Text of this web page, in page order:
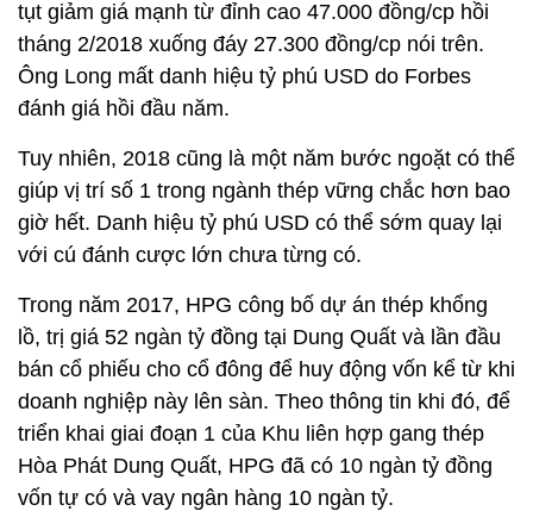
tụt giảm giá mạnh từ đỉnh cao 47.000 đồng/cp hồi
tháng 2/2018 xuống đáy 27.300 đồng/cp nói trên.
Ông Long mất danh hiệu tỷ phú USD do Forbes
đánh giá hồi đầu năm.
Tuy nhiên, 2018 cũng là một năm bước ngoặt có thể
giúp vị trí số 1 trong ngành thép vững chắc hơn bao
giờ hết. Danh hiệu tỷ phú USD có thể sớm quay lại
với cú đánh cược lớn chưa từng có.
Trong năm 2017, HPG công bố dự án thép khổng
lồ, trị giá 52 ngàn tỷ đồng tại Dung Quất và lần đầu
bán cổ phiếu cho cổ đông để huy động vốn kể từ khi
doanh nghiệp này lên sàn. Theo thông tin khi đó, để
triển khai giai đoạn 1 của Khu liên hợp gang thép
Hòa Phát Dung Quất, HPG đã có 10 ngàn tỷ đồng
vốn tự có và vay ngân hàng 10 ngàn tỷ.